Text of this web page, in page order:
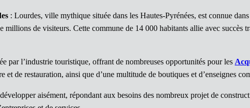
: Lourdes, ville mythique située dans les Hautes-Pyrénées, est connue
millions de visiteurs. Cette commune de 14 000 habitants allie avec
par l’industrie touristique, offrant de nombreuses opportunités pour les
de restauration, ainsi que d’une multitude de boutiques et d’enseignes
aisément, répondant aux besoins des nombreux projet de